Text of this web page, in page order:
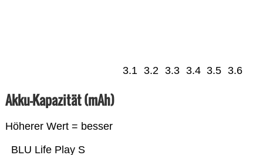
3.1 3.2 3.3 3.4 3.5 3.6
Akku-Kapazität (mAh)
Höherer Wert = besser
BLU Life Play S